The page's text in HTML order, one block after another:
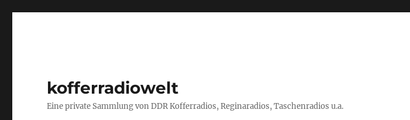
kofferradiowelt
Eine private Sammlung von DDR Kofferradios, Reginaradios, Taschenradios u.a.